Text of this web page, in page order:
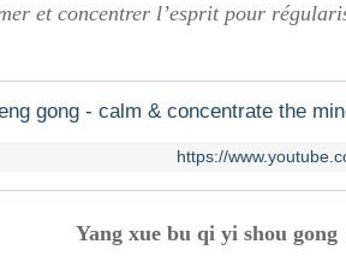
et concentrer l’esprit pour
gong - calm & concentrate the
https://
Yang xue bu qi yi shou gong